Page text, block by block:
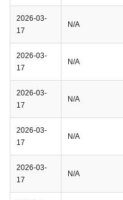
2026-03-
17
N/A
2026-03-
17
N/A
2026-03-
17
N/A
2026-03-
17
N/A
2026-03-
17
N/A